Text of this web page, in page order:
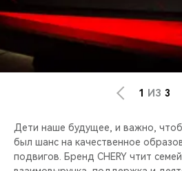
1 ИЗ 3
Дети наше будущее, и важно,
был шанс на качественное
подвигов. Бренд CHERY чтит